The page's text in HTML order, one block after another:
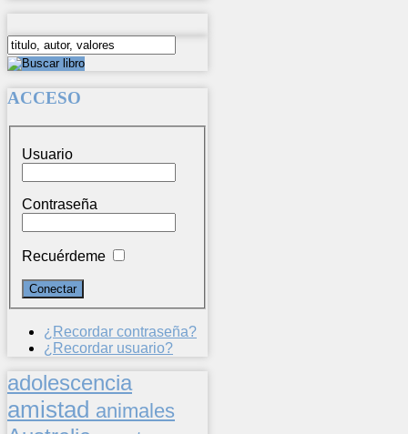
ACCESO
Usuario
Contraseña
Recuérdeme
¿Recordar contraseña?
¿Recordar usuario?
adolescencia
amistad animales